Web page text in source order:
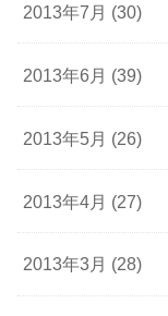
2013年7月 (30)
2013年6月 (39)
2013年5月 (26)
2013年4月 (27)
2013年3月 (28)